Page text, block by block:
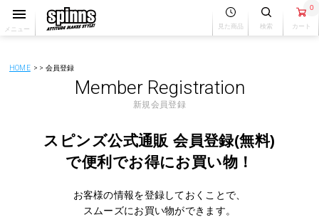
メニュー 見た商品 検索
0
カート
HOME 会員登録
Member Registration
新規会員登録
スピンズ公式通販 会員登録(無料)
で便利でお得にお買い物！
お客様の情報を登録しておくことで、
スムーズにお買い物ができます。